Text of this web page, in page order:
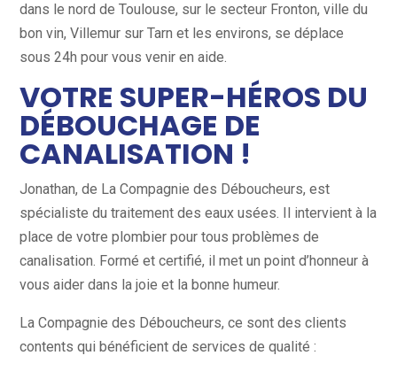
dans le nord de Toulouse, sur le secteur Fronton, ville du
bon vin, Villemur sur Tarn et les environs, se déplace
sous 24h pour vous venir en aide.
VOTRE SUPER-HÉROS DU
DÉBOUCHAGE DE
CANALISATION !
Jonathan, de La Compagnie des Déboucheurs, est
spécialiste du traitement des eaux usées. Il intervient à la
place de votre plombier pour tous problèmes de
canalisation. Formé et certifié, il met un point d’honneur à
vous aider dans la joie et la bonne humeur.
La Compagnie des Déboucheurs, ce sont des clients
contents qui bénéficient de services de qualité :